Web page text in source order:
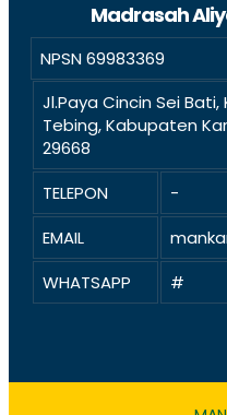
Madrasah
NPSN69983369
Jl.Paya Cincin Sei
Tebing, Kabupaten
29668
TELEPON
-
EMAIL
WHATSAPP
#